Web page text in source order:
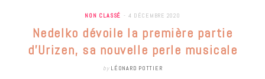
NON CLASSÉ 4 DÉCEMBRE 2020
Nedelko dévoile la première partie
d’Urizen, sa nouvelle perle musicale
by LÉONARD POTTIER